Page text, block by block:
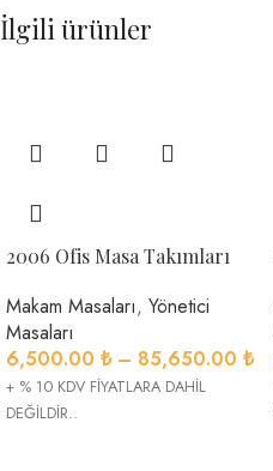
İlgili ürünler
2006 Ofis Masa Takımları
Makam Masaları, Yönetici
Masaları
6,500.00 ₺ – 85,650.00 ₺
+ % 10 KDV FİYATLARA DAHİL
DEĞİLDİR..